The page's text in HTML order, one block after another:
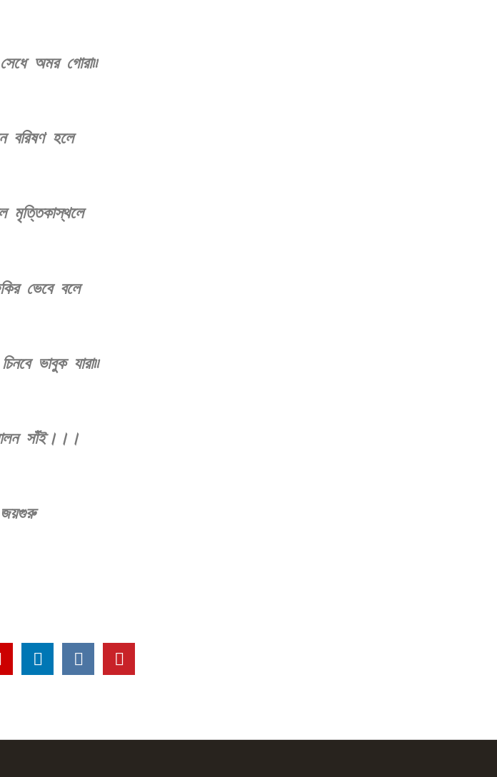
অমর গোরা৷৷
বরিষণ হলে
মৃত্তিকাস্থলে
ভেবে বলে
ভাবুক যারা৷৷
সাঁই।।।
জয়গুরু